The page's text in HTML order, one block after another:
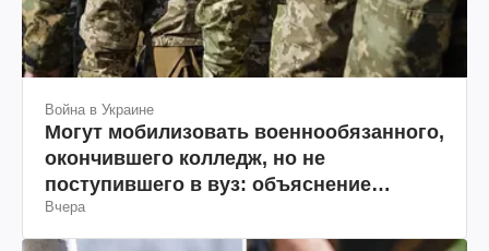
Война в Украине
Могут мобилизовать военнообязанного,
окончившего колледж, но не
поступившего в вуз: объяснение
юриста
Вчера